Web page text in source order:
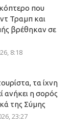
που
Τραμπ και
βρέθηκαν σε
8:18
τα ίχνη
ανήκει η σορός
της Σύμης
23:27